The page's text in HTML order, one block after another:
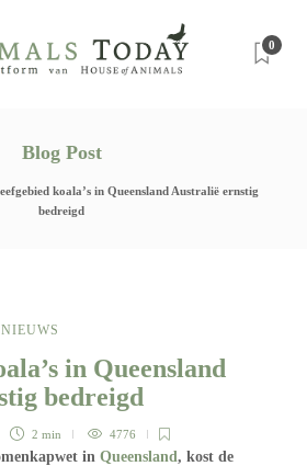
0
Blog Post
koala’s in Queensland Australië ernstig
bedreigd
NIEUWS
in Queensland
bedreigd
2 min 4776
in Queensland, kost de